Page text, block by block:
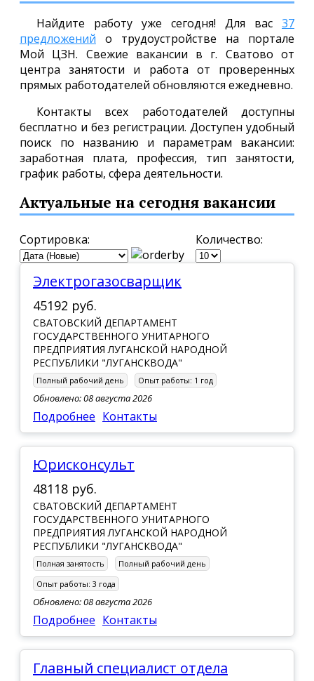
Найдите работу уже сегодня! Для вас 37
предложений о трудоустройстве на портале
Мой ЦЗН. Свежие вакансии в г. Сватово от
центра занятости и работа от проверенных
прямых работодателей обновляются ежедневно.
Контакты всех работодателей доступны
бесплатно и без регистрации. Доступен удобный
поиск по названию и параметрам вакансии:
заработная плата, профессия, тип занятости,
график работы, сфера деятельности.
Актуальные на сегодня вакансии
Сортировка: Количество:
Электрогазосварщик
45192 руб.
СВАТОВСКИЙ ДЕПАРТАМЕНТ
ГОСУДАРСТВЕННОГО УНИТАРНОГО
ПРЕДПРИЯТИЯ ЛУГАНСКОЙ НАРОДНОЙ
РЕСПУБЛИКИ "ЛУГАНСКВОДА"
Полный рабочий день Опыт работы: 1 год
Обновлено: 08 августа 2026
Подробнее Контакты
Юрисконсульт
48118 руб.
СВАТОВСКИЙ ДЕПАРТАМЕНТ
ГОСУДАРСТВЕННОГО УНИТАРНОГО
ПРЕДПРИЯТИЯ ЛУГАНСКОЙ НАРОДНОЙ
РЕСПУБЛИКИ "ЛУГАНСКВОДА"
Полная занятость
Полный рабочий день
Опыт работы: 3 года
Обновлено: 08 августа 2026
Подробнее Контакты
Главный специалист отдела